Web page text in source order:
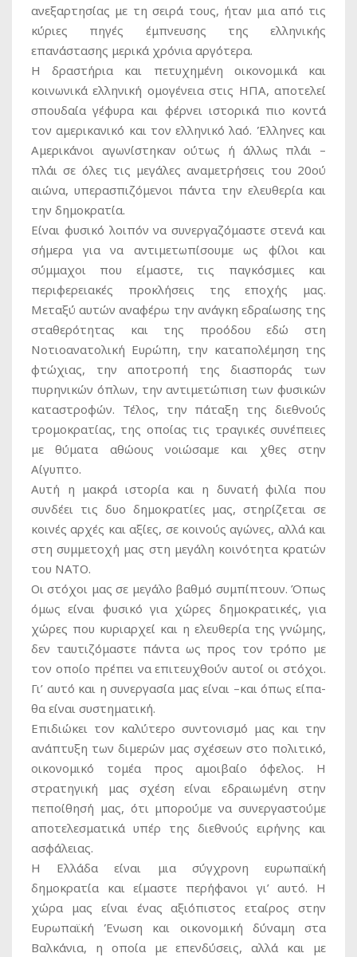
ανεξαρτησίας με τη σειρά τους, ήταν μια από τις
κύριες πηγές έμπνευσης της ελληνικής
επανάστασης μερικά χρόνια αργότερα.
Η δραστήρια και πετυχημένη οικονομικά και
κοινωνικά ελληνική ομογένεια στις ΗΠΑ, αποτελεί
σπουδαία γέφυρα και φέρνει ιστορικά πιο κοντά
τον αμερικανικό και τον ελληνικό λαό. Έλληνες και
Αμερικάνοι αγωνίστηκαν ούτως ή άλλως πλάι –
πλάι σε όλες τις μεγάλες αναμετρήσεις του 20ού
αιώνα, υπερασπιζόμενοι πάντα την ελευθερία και
την δημοκρατία.
Είναι φυσικό λοιπόν να συνεργαζόμαστε στενά και
σήμερα για να αντιμετωπίσουμε ως φίλοι και
σύμμαχοι που είμαστε, τις παγκόσμιες και
περιφερειακές προκλήσεις της εποχής μας.
Μεταξύ αυτών αναφέρω την ανάγκη εδραίωσης της
σταθερότητας και της προόδου εδώ στη
Νοτιοανατολική Ευρώπη, την καταπολέμηση της
φτώχιας, την αποτροπή της διασποράς των
πυρηνικών όπλων, την αντιμετώπιση των φυσικών
καταστροφών. Τέλος, την πάταξη της διεθνούς
τρομοκρατίας, της οποίας τις τραγικές συνέπειες
με θύματα αθώους νοιώσαμε και χθες στην
Αίγυπτο.
Αυτή η μακρά ιστορία και η δυνατή φιλία που
συνδέει τις δυο δημοκρατίες μας, στηρίζεται σε
κοινές αρχές και αξίες, σε κοινούς αγώνες, αλλά και
στη συμμετοχή μας στη μεγάλη κοινότητα κρατών
του ΝΑΤΟ.
Οι στόχοι μας σε μεγάλο βαθμό συμπίπτουν. Όπως
όμως είναι φυσικό για χώρες δημοκρατικές, για
χώρες που κυριαρχεί και η ελευθερία της γνώμης,
δεν ταυτιζόμαστε πάντα ως προς τον τρόπο με
τον οποίο πρέπει να επιτευχθούν αυτοί οι στόχοι.
Γι’ αυτό και η συνεργασία μας είναι –και όπως είπα-
θα είναι συστηματική.
Επιδιώκει τον καλύτερο συντονισμό μας και την
ανάπτυξη των διμερών μας σχέσεων στο πολιτικό,
οικονομικό τομέα προς αμοιβαίο όφελος. Η
στρατηγική μας σχέση είναι εδραιωμένη στην
πεποίθησή μας, ότι μπορούμε να συνεργαστούμε
αποτελεσματικά υπέρ της διεθνούς ειρήνης και
ασφάλειας.
Η Ελλάδα είναι μια σύγχρονη ευρωπαϊκή
δημοκρατία και είμαστε περήφανοι γι’ αυτό. Η
χώρα μας είναι ένας αξιόπιστος εταίρος στην
Ευρωπαϊκή Ένωση και οικονομική δύναμη στα
Βαλκάνια, η οποία με επενδύσεις, αλλά και με